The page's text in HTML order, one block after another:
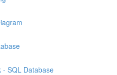
- SQL Database